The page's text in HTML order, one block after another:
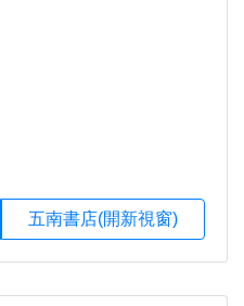
五南書店(開新視窗)